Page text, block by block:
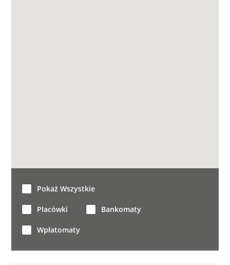
Pokaż Wszystkie
Placówki Bankomaty
Wpłatomaty